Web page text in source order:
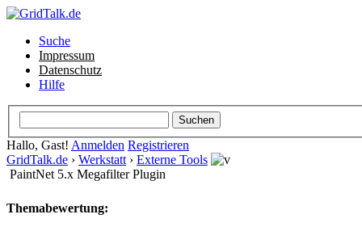
Suche
Impressum
Datenschutz
Hilfe
Hallo, Gast! Anmelden Registrieren
GridTalk.de › Werkstatt › Externe Tools
PaintNet 5.x Megafilter Plugin
Themabewertung: